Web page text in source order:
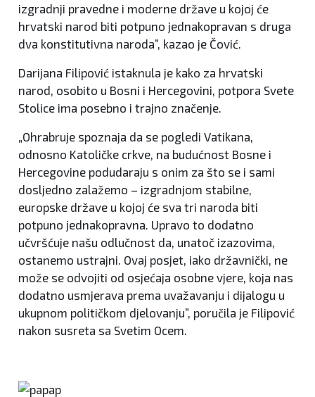
izgradnji pravedne i moderne države u kojoj će
hrvatski narod biti potpuno jednakopravan s druga
dva konstitutivna naroda”, kazao je Čović.
Darijana Filipović istaknula je kako za hrvatski
narod, osobito u Bosni i Hercegovini, potpora Svete
Stolice ima posebno i trajno značenje.
„Ohrabruje spoznaja da se pogledi Vatikana,
odnosno Katoličke crkve, na budućnost Bosne i
Hercegovine podudaraju s onim za što se i sami
dosljedno zalažemo – izgradnjom stabilne,
europske države u kojoj će sva tri naroda biti
potpuno jednakopravna. Upravo to dodatno
učvršćuje našu odlučnost da, unatoč izazovima,
ostanemo ustrajni. Ovaj posjet, iako državnički, ne
može se odvojiti od osjećaja osobne vjere, koja nas
dodatno usmjerava prema uvažavanju i dijalogu u
ukupnom političkom djelovanju”, poručila je Filipović
nakon susreta sa Svetim Ocem.